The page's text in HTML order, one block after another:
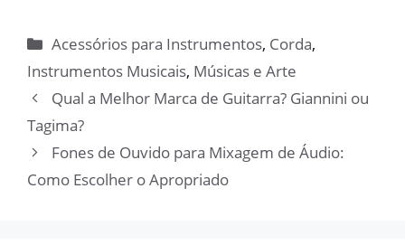
Categorias
Acessórios para Instrumentos, Corda,
Instrumentos Musicais, Músicas e Arte
Qual a Melhor Marca de Guitarra? Giannini ou
Tagima?
Fones de Ouvido para Mixagem de Áudio:
Como Escolher o Apropriado